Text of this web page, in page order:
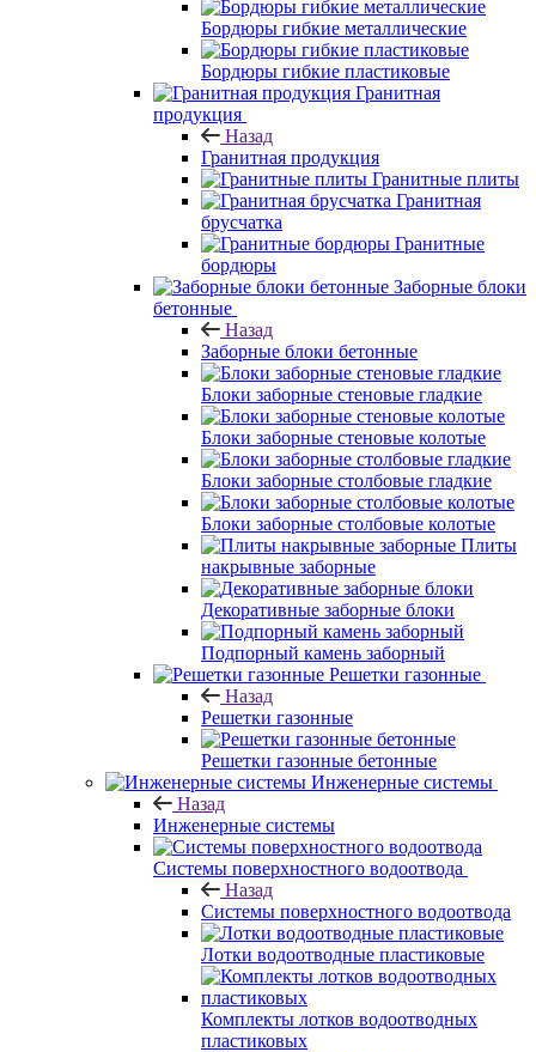
Бордюры гибкие металлические
Бордюры гибкие пластиковые
Гранитная
продукция
Назад
Гранитная продукция
Гранитные плиты
Гранитная
брусчатка
Гранитные
бордюры
Заборные блоки
бетонные
Назад
Заборные блоки бетонные
Блоки заборные стеновые гладкие
Блоки заборные стеновые колотые
Блоки заборные столбовые гладкие
Блоки заборные столбовые колотые
Плиты
накрывные заборные
Декоративные заборные блоки
Подпорный камень заборный
Решетки газонные
Назад
Решетки газонные
Решетки газонные бетонные
Инженерные системы
Назад
Инженерные системы
Системы поверхностного водоотвода
Назад
Системы поверхностного водоотвода
Лотки водоотводные пластиковые
Комплекты лотков водоотводных
пластиковых